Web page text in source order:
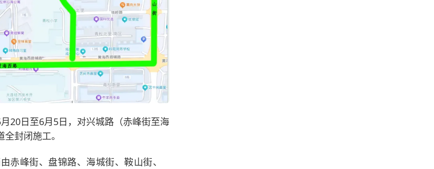
20日至6月5日，对兴城路（赤峰街至海
封闭施工。
赤峰街、盘锦路、海城街、鞍山街、